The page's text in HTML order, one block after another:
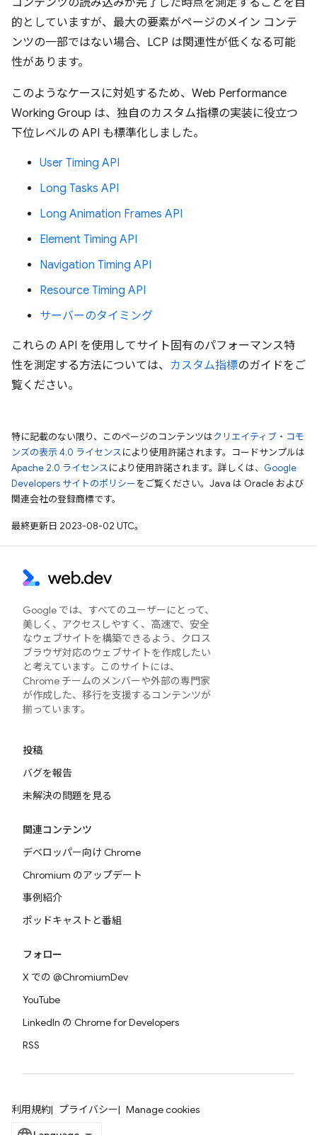
コンテンツの読み込みが完了した時点を測定することを目
的としていますが、最大の要素がページのメイン コンテ
ンツの一部ではない場合、LCP は関連性が低くなる可能
性があります。
このようなケースに対処するため、Web Performance
Working Group は、独自のカスタム指標の実装に役立つ
下位レベルの API も標準化しました。
User Timing API
Long Tasks API
Long Animation Frames API
Element Timing API
Navigation Timing API
Resource Timing API
サーバーのタイミング
これらの API を使用してサイト固有のパフォーマンス特
性を測定する方法については、 カスタム指標のガイドをご
覧ください。
特に記載のない限り、このページのコンテンツはクリエイティブ・コモ
ンズの表示 4.0 ライセンスにより使用許諾されます。コードサンプルは
Apache 2.0 ライセンスにより使用許諾されます。詳しくは、 Google
Developers サイトのポリシーをご覧ください。Java は Oracle および
関連会社の登録商標です。
最終更新日 2023-08-02 UTC。
Google では、すべてのユーザーにとって、
美しく、アクセスしやすく、高速で、安全
なウェブサイトを構築できるよう、クロス
ブラウザ対応のウェブサイトを作成したい
と考えています。このサイトには、
Chrome チームのメンバーや外部の専門家
が作成した、移行を支援するコンテンツが
揃っています。
投稿
バグを報告
未解決の問題を見る
関連コンテンツ
デベロッパー向け Chrome
Chromium のアップデート
事例紹介
ポッドキャストと番組
フォロー
X での @ChromiumDev
YouTube
LinkedIn の Chrome for Developers
RSS
利用規約 プライバシー Manage cookies